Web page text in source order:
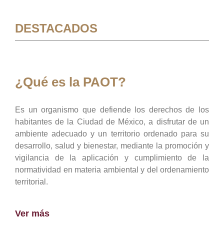
DESTACADOS
¿Qué es la PAOT?
Es un organismo que defiende los derechos de los
habitantes de la Ciudad de México, a disfrutar de un
ambiente adecuado y un territorio ordenado para su
desarrollo, salud y bienestar, mediante la promoción y
vigilancia de la aplicación y cumplimiento de la
normatividad en materia ambiental y del ordenamiento
territorial.
Ver más